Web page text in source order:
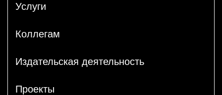
Услуги
Коллегам
Издательская деятельность
Проекты